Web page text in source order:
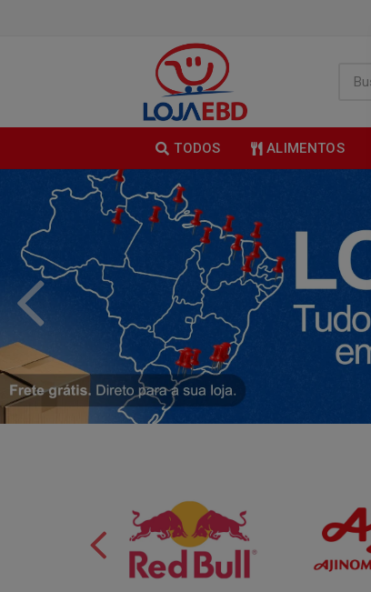
TODOS ALIMENTOS